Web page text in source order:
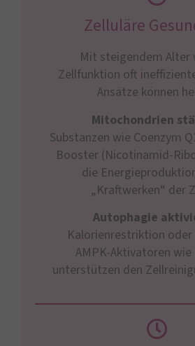
Zelluläre
Mit steigendem Alter
Zellfunktion oft
Ansätze können
Mitochondrien
Substanzen wie Coenzym
Booster (Nicotinamid-
die
„Kraftwerken“ der
Autophagie
Kalorienrestriktion
AMPK-Aktivatoren wie
unterstützen den